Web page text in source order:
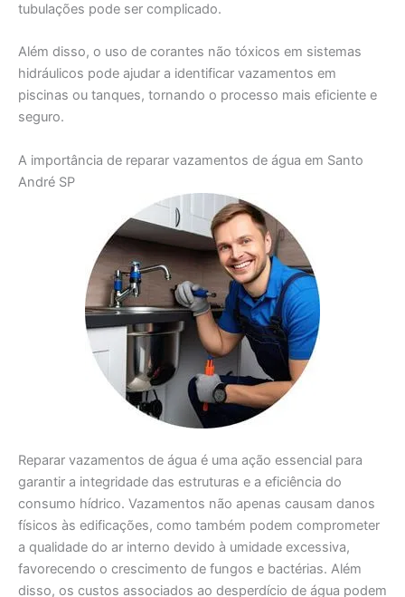
tubulações pode ser complicado.
Além disso, o uso de corantes não tóxicos em sistemas
hidráulicos pode ajudar a identificar vazamentos em
piscinas ou tanques, tornando o processo mais eficiente e
seguro.
A importância de reparar vazamentos de água em Santo
André SP
Reparar vazamentos de água é uma ação essencial para
garantir a integridade das estruturas e a eficiência do
consumo hídrico. Vazamentos não apenas causam danos
físicos às edificações, como também podem comprometer
a qualidade do ar interno devido à umidade excessiva,
favorecendo o crescimento de fungos e bactérias. Além
disso, os custos associados ao desperdício de água podem